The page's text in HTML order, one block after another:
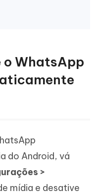
o WhatsApp
do Android, vá
>
mídia e desative